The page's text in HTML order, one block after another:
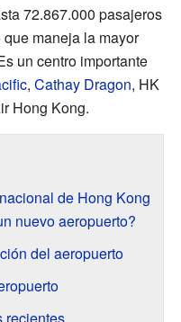
72.867.000 pasajeros
maneja la mayor
un centro importante
, Cathay Dragon, HK
Hong Kong.
de Hong Kong
nuevo aeropuerto?
del aeropuerto
recientes